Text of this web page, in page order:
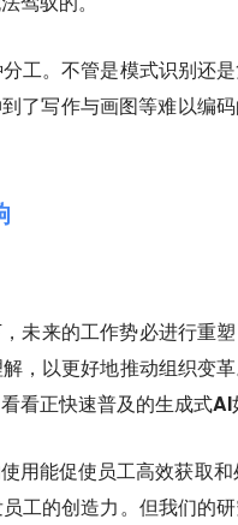
工。不管是模式识别还
了写作与画图等难以编
未来的工作势必进行重
，以更好地推动组织变
看正快速普及的生成式AI
用能促使员工高效获取
工的创造力。但我们的